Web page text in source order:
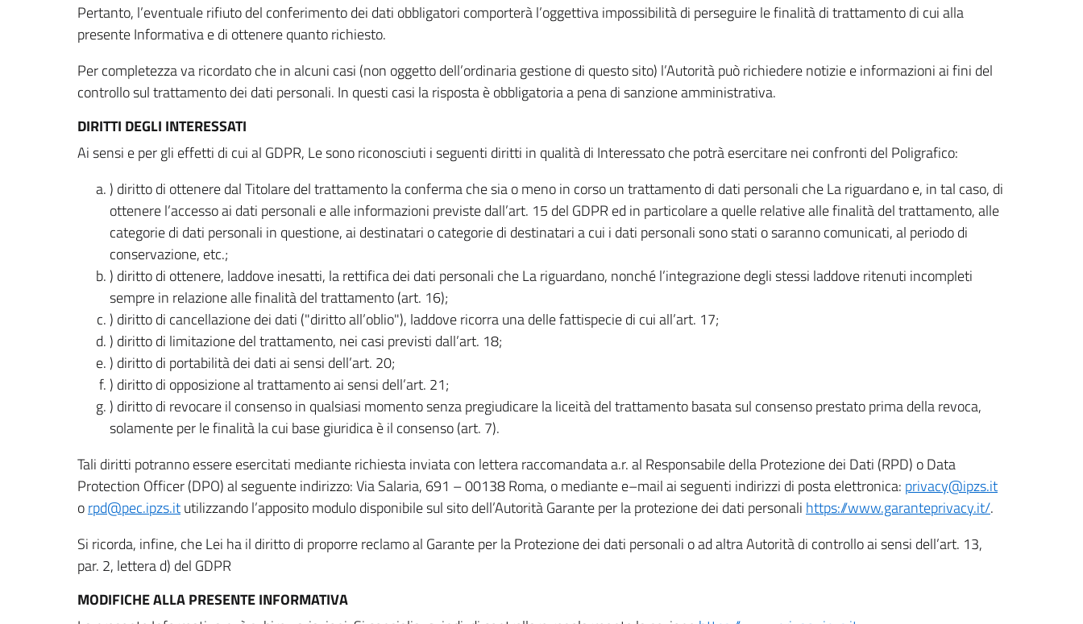
Pertanto, l’eventuale rifiuto del conferimento dei dati obbligatori comporterà l’oggettiva impossibilità di perseguire le finalità di trattamento di cui alla
presente Informativa e di ottenere quanto richiesto.
Per completezza va ricordato che in alcuni casi (non oggetto dell’ordinaria gestione di questo sito) l’Autorità può richiedere notizie e informazioni ai fini del
controllo sul trattamento dei dati personali. In questi casi la risposta è obbligatoria a pena di sanzione amministrativa.
DIRITTI DEGLI INTERESSATI
Ai sensi e per gli effetti di cui al GDPR, Le sono riconosciuti i seguenti diritti in qualità di Interessato che potrà esercitare nei confronti del Poligrafico:
) diritto di ottenere dal Titolare del trattamento la conferma che sia o meno in corso un trattamento di dati personali che La riguardano e, in tal caso, di
ottenere l’accesso ai dati personali e alle informazioni previste dall’art. 15 del GDPR ed in particolare a quelle relative alle finalità del trattamento, alle
categorie di dati personali in questione, ai destinatari o categorie di destinatari a cui i dati personali sono stati o saranno comunicati, al periodo di
conservazione, etc.;
) diritto di ottenere, laddove inesatti, la rettifica dei dati personali che La riguardano, nonché l’integrazione degli stessi laddove ritenuti incompleti
sempre in relazione alle finalità del trattamento (art. 16);
) diritto di cancellazione dei dati ("diritto all’oblio"), laddove ricorra una delle fattispecie di cui all’art. 17;
) diritto di limitazione del trattamento, nei casi previsti dall’art. 18;
) diritto di portabilità dei dati ai sensi dell’art. 20;
) diritto di opposizione al trattamento ai sensi dell’art. 21;
) diritto di revocare il consenso in qualsiasi momento senza pregiudicare la liceità del trattamento basata sul consenso prestato prima della revoca,
solamente per le finalità la cui base giuridica è il consenso (art. 7).
Tali diritti potranno essere esercitati mediante richiesta inviata con lettera raccomandata a.r. al Responsabile della Protezione dei Dati (RPD) o Data
Protection Officer (DPO) al seguente indirizzo: Via Salaria, 691 – 00138 Roma, o mediante e–mail ai seguenti indirizzi di posta elettronica: privacy@ipzs.it
orpd@pec.ipzs.itutilizzando l’apposito modulo disponibile sul sito dell’Autorità Garante per la protezione dei dati personali https://www.garanteprivacy.it/.
Si ricorda, infine, che Lei ha il diritto di proporre reclamo al Garante per la Protezione dei dati personali o ad altra Autorità di controllo ai sensi dell’art. 13,
par. 2, lettera d) del GDPR
MODIFICHE ALLA PRESENTE INFORMATIVA